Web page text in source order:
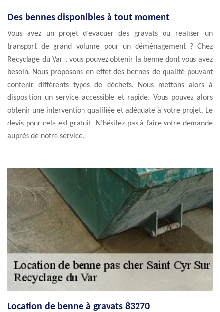
Des bennes disponibles à tout moment
Vous avez un projet d’évacuer des gravats ou réaliser un
transport de grand volume pour un déménagement ? Chez
Recyclage du Var , vous pouvez obtenir la benne dont vous avez
besoin. Nous proposons en effet des bennes de qualité pouvant
contenir différents types de déchets. Nous mettons alors à
disposition un service accessible et rapide. Vous pouvez alors
obtenir une intervention qualifiée et adéquate à votre projet. Le
devis pour cela est gratuit. N’hésitez pas à faire votre demande
auprès de notre service.
Location de benne à gravats 83270